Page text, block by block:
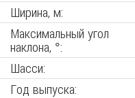
Ширина, м:
Максимальный угол
наклона, °:
Шасси:
Год выпуска: